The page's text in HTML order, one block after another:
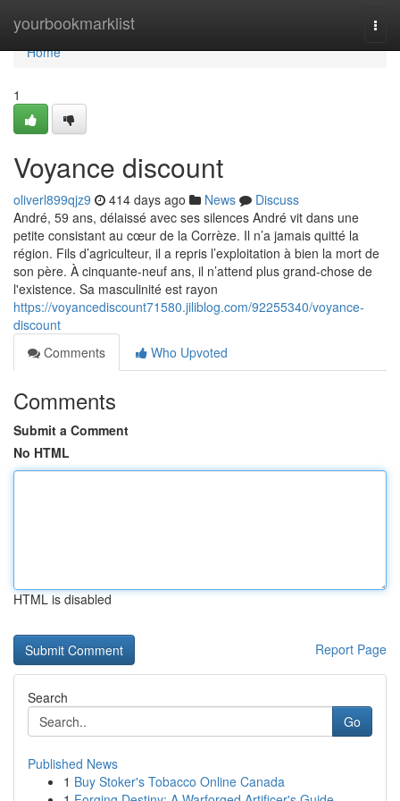
yourbookmarklist
Home
Home
1
Voyance discount
oliverl899qjz9 414 days ago News
Discuss
André, 59 ans, délaissé avec ses silences André vit dans une
petite consistant au cœur de la Corrèze. Il n’a jamais quitté la
région. Fils d’agriculteur, il a repris l’exploitation à bien la mort de
son père. À cinquante-neuf ans, il n’attend plus grand-chose de
l'existence. Sa masculinité est rayon
https://voyancediscount71580.jiliblog.com/92255340/voyance-
discount
Comments
Who Upvoted
Comments
Submit a Comment
No HTML
HTML is disabled
Report Page
Search
Go
Published News
1 Buy Stoker's Tobacco Online Canada